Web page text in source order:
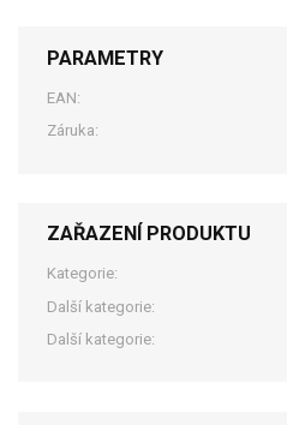
PARAMETRY
EAN:
Záruka:
ZAŘAZENÍ PRODUKTU
Kategorie:
Další kategorie:
Další kategorie: